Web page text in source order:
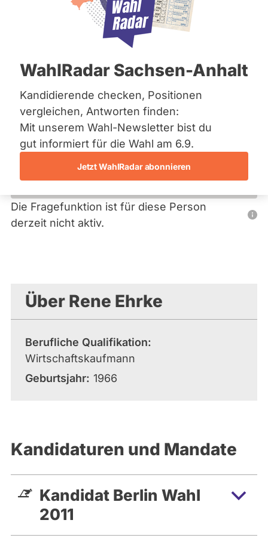
Bremen
Hamburg
Mecklenburg-Vorpommern
Nordrhein-Westfalen
Saarland
Sachsen
Sachsen-Anhalt
Sachsen-Anhalt
Schleswig-Holstein
Thüringen
Archiv
Über uns
WahlRadar Sachsen-Anhalt
Kandidierende checken, Positionen
vergleichen, Antworten finden:
Mit unserem Wahl-Newsletter bist du
gut informiert für die Wahl am 6.9.
Jetzt WahlRadar abonnieren
Reiter
Rene Ehrke
pro Deutschland
Dieser Politiker hat kein aktuelles und kein zukünftiges
Mandat und keine Direktandidatur auf Landes-, Bundes-
oder EU-Ebene. Mögliche Kandidaturen über eine
Wahlliste werden bei uns nicht erfasst.
Die Fragefunktion ist für diese Person
derzeit nicht aktiv.
Nur
oder
Mandaten
können
über
befragt
Über Rene Ehrke
Berufliche Qualifikation
Wirtschaftskaufmann
Geburtsjahr 1966
Kandidaturen und Mandate
Kandidat Berlin Wahl
2011